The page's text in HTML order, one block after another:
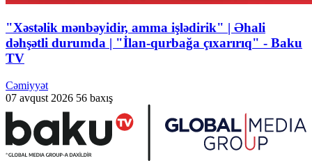
"Xəstəlik mənbəyidir, amma işlədirik" | Əhali
dəhşətli durumda | "İlan-qurbağa çıxarırıq" - Baku
TV
Cəmiyyət
07 avqust 2026 56 baxış